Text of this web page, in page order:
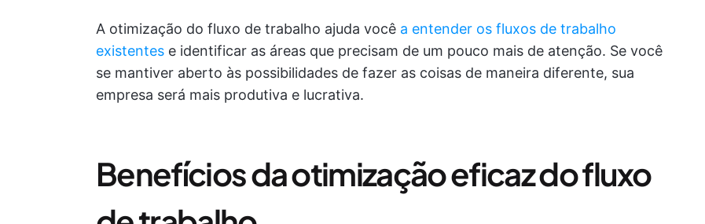
A otimização do fluxo de trabalho ajuda você a entender os fluxos de trabalho
existentes e identificar as áreas que precisam de um pouco mais de atenção. Se você
se mantiver aberto às possibilidades de fazer as coisas de maneira diferente, sua
empresa será mais produtiva e lucrativa.
Benefícios da otimização eficaz do fluxo